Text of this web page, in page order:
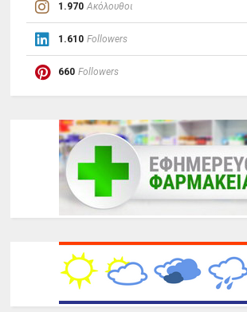
1.970 Ακόλουθοι
1.610 Followers
660 Followers